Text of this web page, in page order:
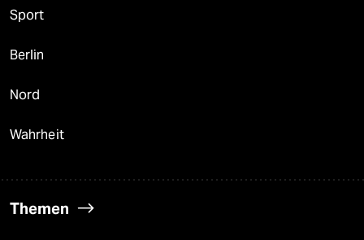
Sport
Berlin
Nord
Wahrheit
Themen